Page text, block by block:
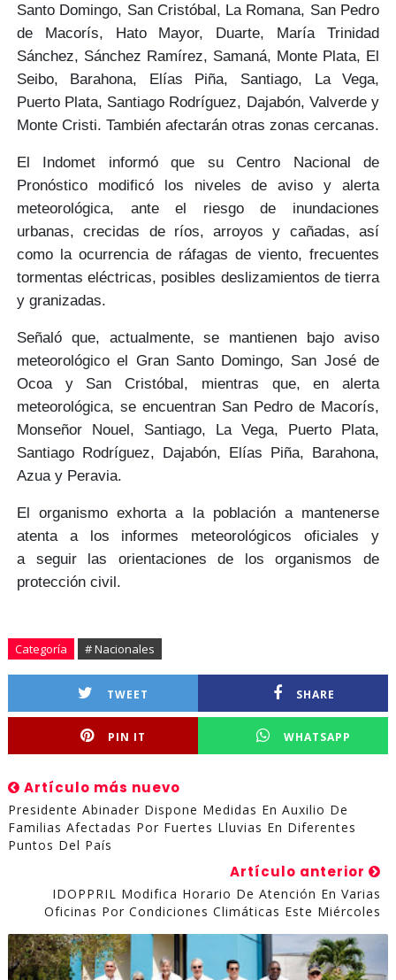
Santo Domingo, San Cristóbal, La Romana, San Pedro
de Macorís, Hato Mayor, Duarte, María Trinidad
Sánchez, Sánchez Ramírez, Samaná, Monte Plata, El
Seibo, Barahona, Elías Piña, Santiago, La Vega,
Puerto Plata, Santiago Rodríguez, Dajabón, Valverde y
Monte Cristi. También afectarán otras zonas cercanas.
El Indomet informó que su Centro Nacional de
Pronóstico modificó los niveles de aviso y alerta
meteorológica, ante el riesgo de inundaciones
urbanas, crecidas de ríos, arroyos y cañadas, así
como la ocurrencia de ráfagas de viento, frecuentes
tormentas eléctricas, posibles deslizamientos de tierra
y granizadas.
Señaló que, actualmente, se mantienen bajoaviso
meteorológico el Gran Santo Domingo, San José de
Ocoa y San Cristóbal, mientras que, enalerta
meteorológica, se encuentran San Pedro de Macorís,
Monseñor Nouel, Santiago, La Vega, Puerto Plata,
Santiago Rodríguez, Dajabón, Elías Piña, Barahona,
Azua y Peravia.
El organismo exhorta a la población a mantenerse
atenta a los informes meteorológicos oficiales y
a seguir las orientaciones de los organismos de
protección civil.
Categoría # Nacionales
TWEET SHARE
PIN IT WHATSAPP
Artículo más nuevo
Presidente Abinader Dispone Medidas En Auxilio De
Familias Afectadas Por Fuertes Lluvias En Diferentes
Puntos Del País
Artículo anterior
IDOPPRIL Modifica Horario De Atención En Varias
Oficinas Por Condiciones Climáticas Este Miércoles